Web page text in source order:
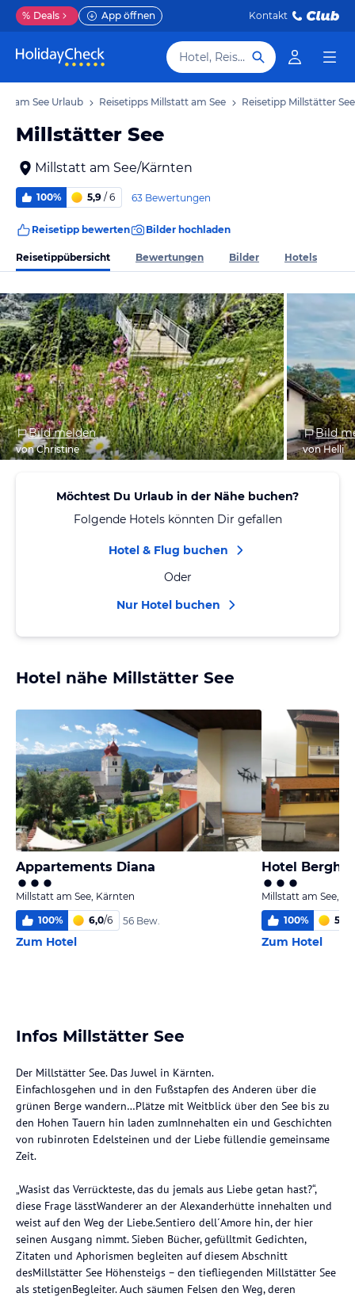
% Deals App öffnen Kontakt
Hotel, Reiseziel
am See Urlaub Reisetipps Millstatt am See Reisetipp Millstätter See
Millstätter See
Millstatt am See/Kärnten
100% 5,9 / 6 63 Bewertungen
Reisetipp bewerten Bilder hochladen
Reisetippübersicht Bewertungen Bilder Hotels
Bild melden
von Christine
Bild
von Helli
Möchtest Du Urlaub in der Nähe buchen?
Folgende Hotels könnten Dir gefallen
Hotel & Flug buchen
Oder
Nur Hotel buchen
Hotel nähe Millstätter See
Appartements Diana
Millstatt am See, Kärnten
100% 6,0/6 56 Bew.
Zum Hotel
Hotel Berghof
Millstatt am See,
100% 5,5
Zum Hotel
Infos Millstätter See
Der Millstätter See. Das Juwel in Kärnten.
Einfachlosgehen und in den Fußstapfen des Anderen über die
grünen Berge wandern…Plätze mit Weitblick über den See bis zu
den Hohen Tauern hin laden zumInnehalten ein und Geschichten
von rubinroten Edelsteinen und der Liebe füllendie gemeinsame
Zeit.
„Wasist das Verrückteste, das du jemals aus Liebe getan hast?“,
diese Frage lässtWanderer an der Alexanderhütte innehalten und
weist auf den Weg der Liebe.Sentiero dell´Amore hin, der hier
seinen Ausgang nimmt. Sieben Bücher, gefülltmit Gedichten,
Zitaten und Aphorismen begleiten auf diesem Abschnitt
desMillstätter See Höhensteigs – den tiefliegenden Millstätter See
als stetigenBegleiter. Auch säumen Felsen den Weg, deren